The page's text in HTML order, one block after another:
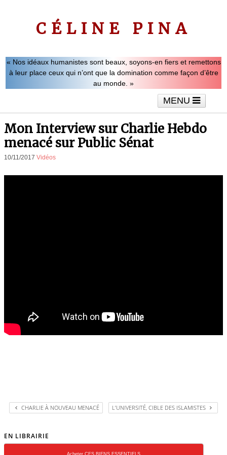
CÉLINE PINA
« Nos idéaux humanistes sont beaux, soyons-en fiers et remettons
à leur place ceux qui n’ont que la domination comme façon d’être
au monde. »
MENU
Interviews Vidéos Articles
Mon Interview sur Charlie Hebdo
menacé sur Public Sénat
10/11/2017 Vidéos
CHARLIE À NOUVEAU MENACÉ L’UNIVERSITÉ, CIBLE DES ISLAMISTES
EN LIBRAIRIE
Acheter CES BIENS ESSENTIELS